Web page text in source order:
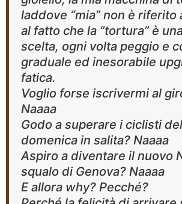
laddove “mia” non è riferito
al fatto che la “tortura” è
scelta, ogni volta peggio e
graduale ed inesorabile
fatica.
Voglio forse iscrivermi al
Naaaa
Godo a superare i ciclisti
domenica in salita? Naaaa
Aspiro a diventare il nuovo
squalo di Genova? Naaaa
E allora why? Pecché?